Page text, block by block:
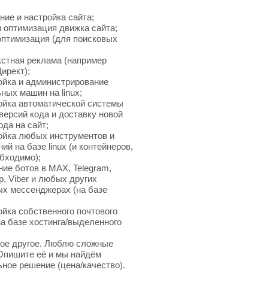
и настройка сайта;
движка сайта;
(для поисковых
реклама (например
и администрирование
машин на linux;
автоматической системы
кода и доставку новой
на сайт;
любых инструментов и
на базе linux (и контейнеров,
ботов в MAX, Telegram,
Viber и любых других
мессенджерах (на базе
собственного почтового
базе хостинга/выделенного
другое. Люблю сложные
её и мы найдём
решение (цена/качество).